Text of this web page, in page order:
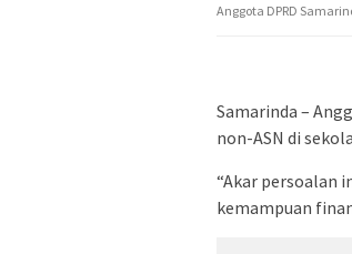
Anggota DPRD
Samarinda –
non-ASN di
“Akar persoalan
kemampuan